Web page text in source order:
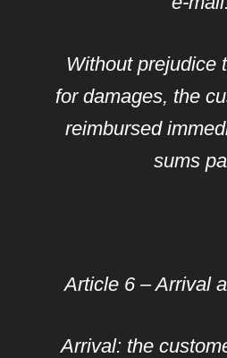
Without prejudice
for damages, the
reimbursed
sums
Article 6 – Arrival
Arrival: the